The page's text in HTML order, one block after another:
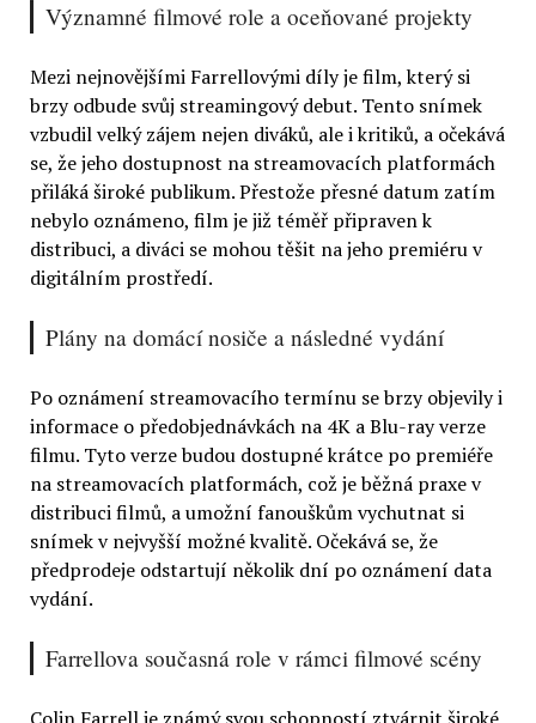
Významné filmové role a oceňované projekty
Mezi nejnovějšími Farrellovými díly je film, který si
brzy odbude svůj streamingový debut. Tento snímek
vzbudil velký zájem nejen diváků, ale i kritiků, a očekává
se, že jeho dostupnost na streamovacích platformách
přiláká široké publikum. Přestože přesné datum zatím
nebylo oznámeno, film je již téměř připraven k
distribuci, a diváci se mohou těšit na jeho premiéru v
digitálním prostředí.
Plány na domácí nosiče a následné vydání
Po oznámení streamovacího termínu se brzy objevily i
informace o předobjednávkách na 4K a Blu-ray verze
filmu. Tyto verze budou dostupné krátce po premiéře
na streamovacích platformách, což je běžná praxe v
distribuci filmů, a umožní fanouškům vychutnat si
snímek v nejvyšší možné kvalitě. Očekává se, že
předprodeje odstartují několik dní po oznámení data
vydání.
Farrellova současná role v rámci filmové scény